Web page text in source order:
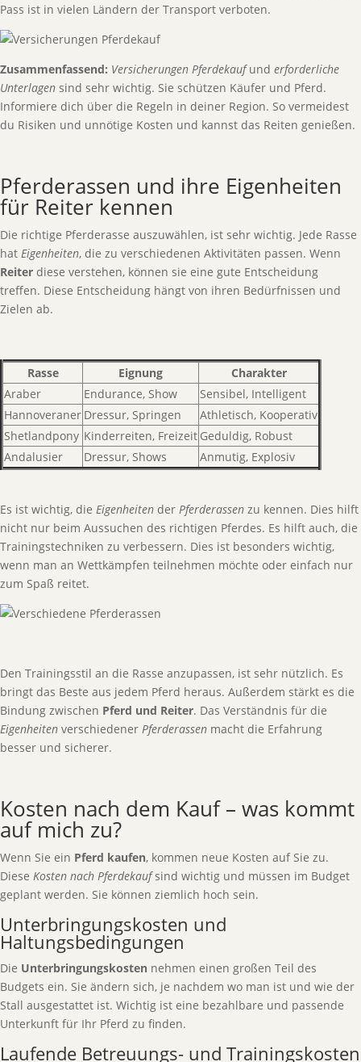
Pass ist in vielen Ländern der Transport verboten.
Zusammenfassend: Versicherungen Pferdekaufund erforderliche
Unterlagen sind sehr wichtig. Sie schützen Käufer und Pferd.
Informiere dich über die Regeln in deiner Region. So vermeidest
du Risiken und unnötige Kosten und kannst das Reiten genießen.
Pferderassen und ihre Eigenheiten
für Reiter kennen
Die richtige Pferderasse auszuwählen, ist sehr wichtig. Jede Rasse
hat Eigenheiten, die zu verschiedenen Aktivitäten passen. Wenn
Reiter diese verstehen, können sie eine gute Entscheidung
treffen. Diese Entscheidung hängt von ihren Bedürfnissen und
Zielen ab.
Rasse Eignung
Charakter
Araber
Endurance, Show
Sensibel, Intelligent
Hannoveraner Dressur, Springen
Athletisch, Kooperativ
Shetlandpony Kinderreiten, Freizeit Geduldig, Robust
Andalusier
Dressur, Shows Anmutig, Explosiv
Es ist wichtig, die Eigenheiten der Pferderassen zu kennen. Dies hilft
nicht nur beim Aussuchen des richtigen Pferdes. Es hilft auch, die
Trainingstechniken zu verbessern. Dies ist besonders wichtig,
wenn man an Wettkämpfen teilnehmen möchte oder einfach nur
zum Spaß reitet.
Den Trainingsstil an die Rasse anzupassen, ist sehr nützlich. Es
bringt das Beste aus jedem Pferd heraus. Außerdem stärkt es die
Bindung zwischen Pferd und Reiter. Das Verständnis für die
Eigenheiten verschiedener Pferderassen macht die Erfahrung
besser und sicherer.
Kosten nach dem Kauf – was kommt
auf mich zu?
Wenn Sie ein Pferd kaufen, kommen neue Kosten auf Sie zu.
Diese Kosten nach Pferdekaufsind wichtig und müssen im Budget
geplant werden. Sie können ziemlich hoch sein.
Unterbringungskosten und
Haltungsbedingungen
Die Unterbringungskosten nehmen einen großen Teil des
Budgets ein. Sie ändern sich, je nachdem wo man ist und wie der
Stall ausgestattet ist. Wichtig ist eine bezahlbare und passende
Unterkunft für Ihr Pferd zu finden.
Laufende Betreuungs- und Trainingskosten